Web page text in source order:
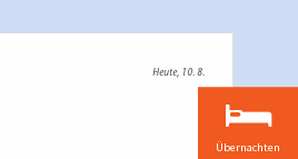
Heute, 10. 8.
Übernachten